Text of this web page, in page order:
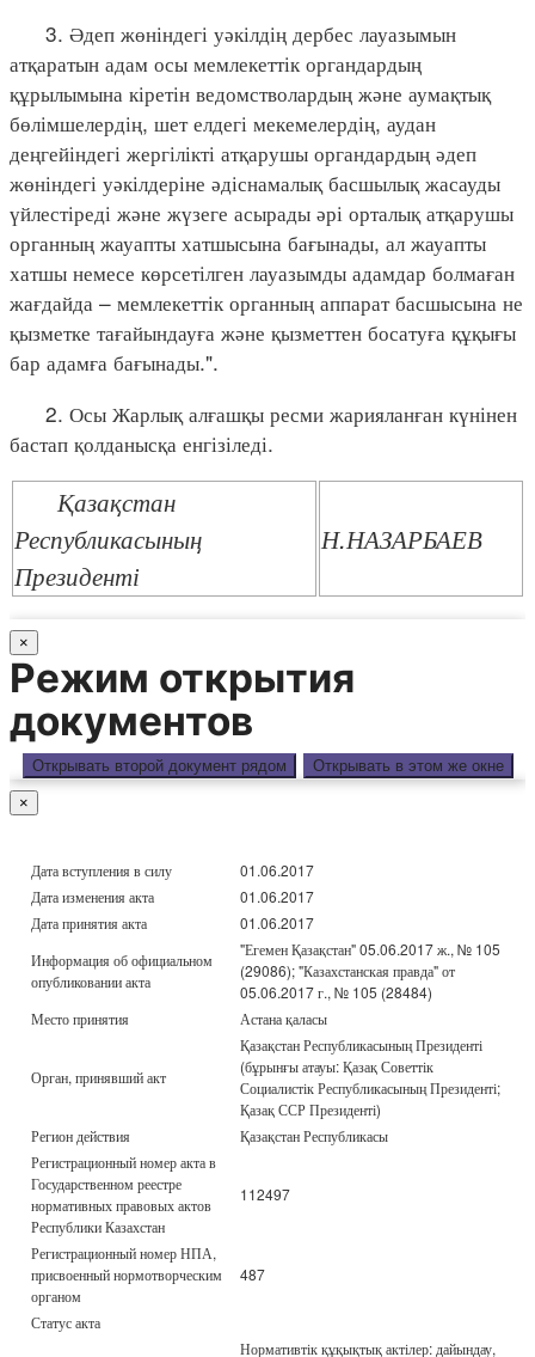
3. Әдеп жөніндегі уәкілдің дербес лауазымын
атқаратын адам осы мемлекеттік органдардың
құрылымына кіретін ведомстволардың және аумақтық
бөлімшелердің, шет елдегі мекемелердің, аудан
деңгейіндегі жергілікті атқарушы органдардың әдеп
жөніндегі уәкілдеріне әдіснамалық басшылық жасауды
үйлестіреді және жүзеге асырады әрі орталық атқарушы
органның жауапты хатшысына бағынады, ал жауапты
хатшы немесе көрсетілген лауазымды адамдар болмаған
жағдайда – мемлекеттік органның аппарат басшысына не
қызметке тағайындауға және қызметтен босатуға құқығы
бар адамға бағынады.".
2. Осы Жарлық алғашқы ресми жарияланған күнінен
бастап қолданысқа енгізіледі.
Қазақстан
Республикасының
Президенті
Н.НАЗАРБАЕВ
×
Режим открытия
документов
Открывать второй документ рядом Открывать в этом же окне
×
Дата вступления в силу
01.06.2017
Дата изменения акта
01.06.2017
Дата принятия акта
01.06.2017
Информация об официальном
опубликовании акта
"Егемен Қазақстан" 05.06.2017 ж., № 105
(29086); "Казахстанская правда" от
05.06.2017 г., № 105 (28484)
Место принятия
Астана қаласы
Орган, принявший акт
Қазақстан Республикасының Президенті
(бұрынғы атауы: Қазақ Советтік
Социалистік Республикасының Президенті;
Қазақ ССР Президенті)
Регион действия
Қазақстан Республикасы
Регистрационный номер акта в
Государственном реестре
нормативных правовых актов
Республики Казахстан
112497
Регистрационный номер НПА,
присвоенный нормотворческим
органом
487
Статус акта
Нормативтік құқықтық актілер: дайындау,